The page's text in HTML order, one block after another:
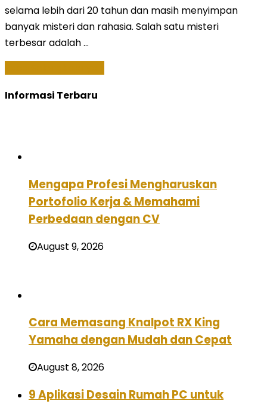
selama lebih dari 20 tahun dan masih menyimpan
banyak misteri dan rahasia. Salah satu misteri
terbesar adalah …
Informasi Terbaru
Mengapa Profesi Mengharuskan
Portofolio Kerja & Memahami
Perbedaan dengan CV
August 9, 2026
Cara Memasang Knalpot RX King
Yamaha dengan Mudah dan Cepat
August 8, 2026
9 Aplikasi Desain Rumah PC untuk